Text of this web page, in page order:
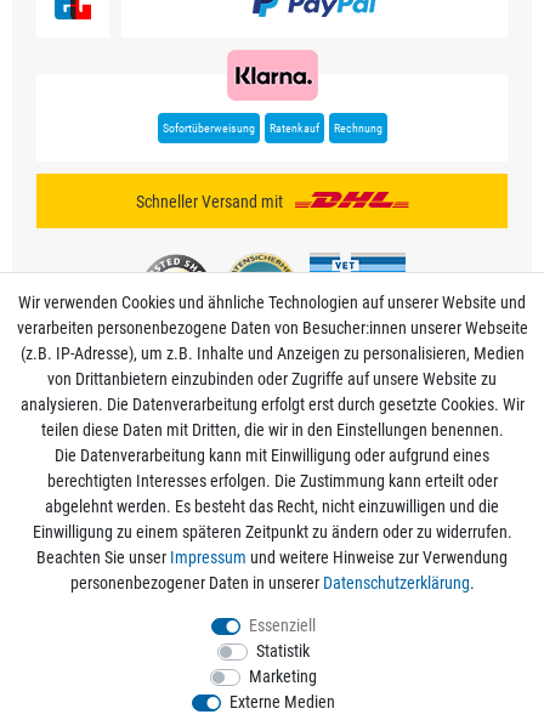
Sofortüberweisung Ratenkauf Rechnung
Schneller Versand mit
Mein Konto
Informationen
Rechtliche Angaben
Alle Preise sind inkl. der gesetzlichen Mehrwertsteuer und zzgl.
Kostenloser Versand ab 50€ Bestellwert nur innerhalb Deutschlands.
© 2026 aquaristikwelt24. Alle Rechte vorbehalten. Powered by
Wir verwenden Cookies und ähnliche Technologien auf unserer Website und
verarbeiten personenbezogene Daten von Besucher:innen unserer Webseite
(z.B. IP-Adresse), um z.B. Inhalte und Anzeigen zu personalisieren, Medien
von Drittanbietern einzubinden oder Zugriffe auf unsere Website zu
analysieren. Die Datenverarbeitung erfolgt erst durch gesetzte Cookies. Wir
teilen diese Daten mit Dritten, die wir in den Einstellungen benennen.
Die Datenverarbeitung kann mit Einwilligung oder aufgrund eines
berechtigten Interesses erfolgen. Die Zustimmung kann erteilt oder
abgelehnt werden. Es besteht das Recht, nicht einzuwilligen und die
Einwilligung zu einem späteren Zeitpunkt zu ändern oder zu widerrufen.
Beachten Sie unser Impressum und weitere Hinweise zur Verwendung
personenbezogener Daten in unserer Daten­schutz­erklärung.
Essenziell
Statistik
Marketing
Externe Medien